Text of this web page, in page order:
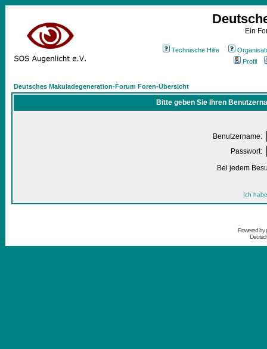
Ein
Technische Hilfe
Profil
Deutsches Makuladegeneration-Forum Foren-Übersicht
Bitte geben Sie Ihren
Benutzername:
Passwort:
Bei jedem
Ich
Powered by